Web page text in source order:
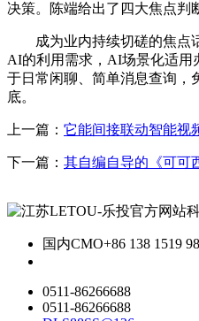
决策。陈端给出了四大焦点判
成为业内持续切磋的焦点
AI的利用需求，AI场景化适用
于日常闲聊、简单消息查询，
底。
上一篇： 它能间接联动智能视
下一篇： 其自编自导的《可可
国内CMO+86 138 1519
0511-86266688
0511-86266688